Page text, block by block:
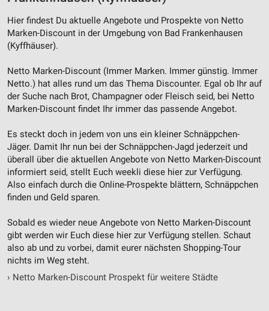
Hier findest Du aktuelle Angebote und Prospekte von Netto
Marken-Discount in der Umgebung von Bad Frankenhausen
(Kyffhäuser).
Netto Marken-Discount (Immer Marken. Immer günstig. Immer
Netto.) hat alles rund um das Thema Discounter. Egal ob Ihr auf
der Suche nach Brot, Champagner oder Fleisch seid, bei Netto
Marken-Discount findet Ihr immer das passende Angebot.
Es steckt doch in jedem von uns ein kleiner Schnäppchen-
Jäger. Damit Ihr nun bei der Schnäppchen-Jagd jederzeit und
überall über die aktuellen Angebote von Netto Marken-Discount
informiert seid, stellt Euch weekli diese hier zur Verfügung.
Also einfach durch die Online-Prospekte blättern, Schnäppchen
finden und Geld sparen.
Sobald es wieder neue Angebote von Netto Marken-Discount
gibt werden wir Euch diese hier zur Verfügung stellen. Schaut
also ab und zu vorbei, damit eurer nächsten Shopping-Tour
nichts im Weg steht.
› Netto Marken-Discount Prospekt für weitere Städte